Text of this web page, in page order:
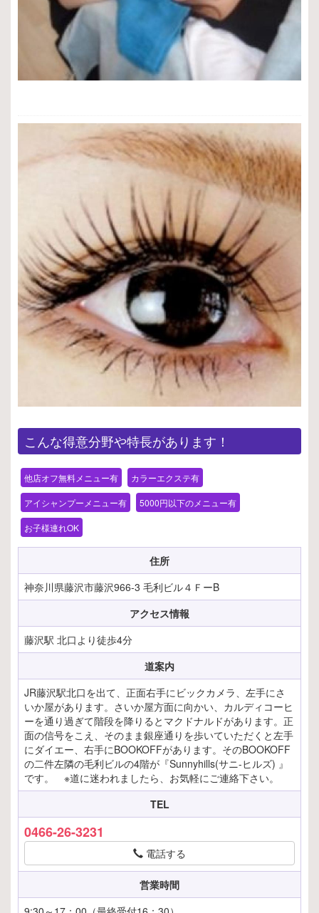
こんな得意分野や特長があります！
他店オフ無料メニュー有 カラーエクステ有
アイシャンプーメニュー有 5000円以下のメニュー有
お子様連れOK
住所
神奈川県藤沢市藤沢966-3 毛利ビル４ＦーB
アクセス情報
藤沢駅 北口より徒歩4分
道案内
JR藤沢駅北口を出て、正面右手にビックカメラ、左手にさ
いか屋があります。さいか屋方面に向かい、カルディコーヒ
ーを通り過ぎて階段を降りるとマクドナルドがあります。正
面の信号をこえ、そのまま銀座通りを歩いていただくと左手
にダイエー、右手にBOOKOFFがあります。そのBOOKOFF
の二件左隣の毛利ビルの4階が『Sunnyhills(サニ-ヒルズ) 』
です。 ※道に迷われましたら、お気軽にご連絡下さい。
TEL
0466-26-3231
電話する
営業時間